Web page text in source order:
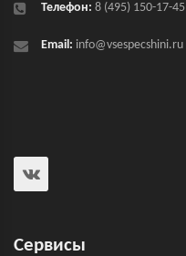
Телефон: 8 (495) 150-17-45
Email: info@vsespecshini.ru
Сервисы